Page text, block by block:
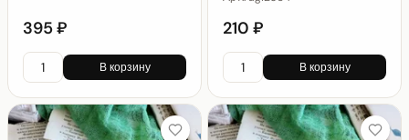
395 ₽
В корзину
210 ₽
В корзину